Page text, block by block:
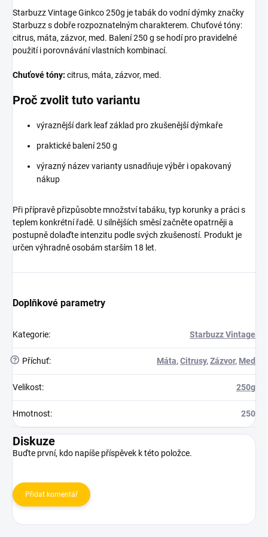
Starbuzz Vintage Ginkco 250g je tabák do vodní dýmky značky
Starbuzz s dobře rozpoznatelným charakterem. Chuťové tóny:
citrus, máta, zázvor, med. Balení 250 g se hodí pro pravidelné
použití i porovnávání vlastních kombinací.
Chuťové tóny: citrus, máta, zázvor, med.
Proč zvolit tuto variantu
výraznější dark leaf základ pro zkušenější dýmkaře
praktické balení 250 g
výrazný název varianty usnadňuje výběr i opakovaný
nákup
Při přípravě přizpůsobte množství tabáku, typ korunky a práci s
teplem konkrétní řadě. U silnějších směsí začněte opatrněji a
postupně dolaďte intenzitu podle svých zkušeností. Produkt je
určen výhradně osobám starším 18 let.
Doplňkové parametry
Kategorie: Starbuzz Vintage
? Příchuť: Máta,Citrusy,Zázvor, Med
Velikost: 250g
Hmotnost: 250
Diskuze
Buďte první, kdo napíše příspěvek k této položce.
Přidat komentář